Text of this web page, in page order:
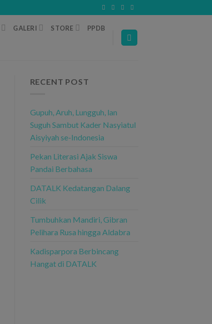
GALERI STORE PPDB
RECENT POST
Gupuh, Aruh, Lungguh, lan
Suguh Sambut Kader Nasyiatul
Aisyiyah se-Indonesia
Pekan Literasi Ajak Siswa
Pandai Berbahasa
DATALK Kedatangan Dalang
Cilik
Tumbuhkan Mandiri, Gibran
Pelihara Rusa hingga Aldabra
Kadisparpora Berbincang
Hangat di DATALK